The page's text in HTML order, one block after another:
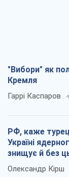
"Вибори" як
Кремля
Гаррі Каспаров
РФ, каже
Україні
знищує й без
Олександр Кірш